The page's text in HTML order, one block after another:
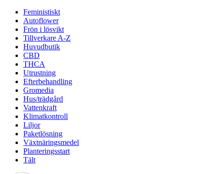
Feministiskt
Autoflower
Frön i lösvikt
Tillverkare A-Z
Huvudbutik
CBD
THCA
Utrustning
Efterbehandling
Gromedia
Hus/trädgård
Vattenkraft
Klimatkontroll
Liljor
Paketlösning
Växtnäringsmedel
Planteringsstart
Tält